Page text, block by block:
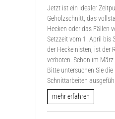
Jetzt ist ein idealer
Gehölzschnitt, das
Hecken oder das Fällen
Setzzeit vom 1. April bis
der Hecke nisten, ist der
verboten. Schon im
Bitte untersuchen Sie
Schnittarbeiten
mehr erfahren